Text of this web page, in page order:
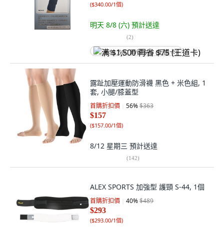
($340.00/1個)
明天 8/8 (六) 預計送達
(2)
满 $1,500 再省 $75 (王道卡)
露趾加壓運動防滑襪 黑色 + 米色組, 1
套, 小腿/膝蓋型
首購折扣價 56%$363
$157
($157.00/1個)
8/12 星期三 預計送達
(142)
ALEX SPORTS 加強型 護頸 S-44, 1個
首購折扣價 40%$489
$293
($293.00/1個)